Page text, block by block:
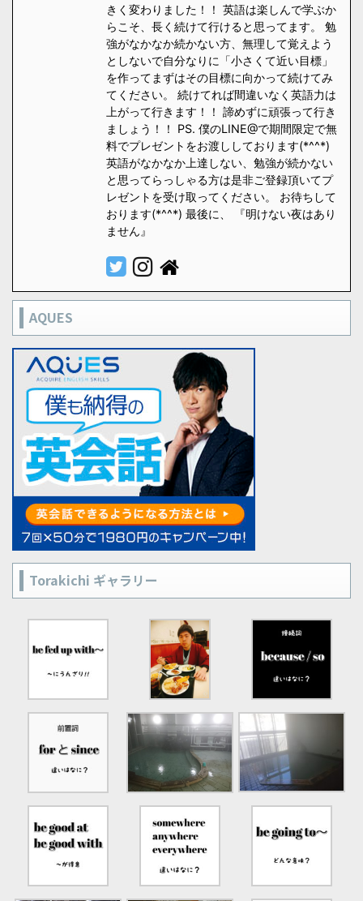
きく変わりました！！ 英語は楽しんで学ぶか
らこそ、長く続けて行けると思ってます。 勉
強がなかなか続かない方、無理して覚えよう
としないで自分なりに「小さくて近い目標」
を作ってまずはその目標に向かって続けてみ
てください。 続けてれば間違いなく英語力は
上がって行きます！！ 諦めずに頑張って行き
ましょう！！ PS. 僕のLINE@で期間限定で無
料でプレゼントをお渡ししております(*^^*)
英語がなかなか上達しない、勉強が続かない
と思ってらっしゃる方は是非ご登録頂いてプ
レゼントを受け取ってください。 お待ちして
おります(*^^*) 最後に、 『明けない夜はあり
ません』
AQUES
Torakichi ギャラリー